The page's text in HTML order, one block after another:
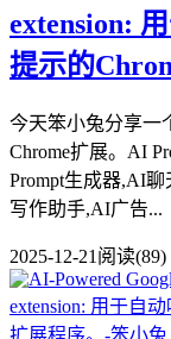
extension:
提示的
今天笨小兔分享一
Chrome扩展。AI
Prompt生成器,AI
写作助手,AI广告...
2025-12-21 阅读(89)